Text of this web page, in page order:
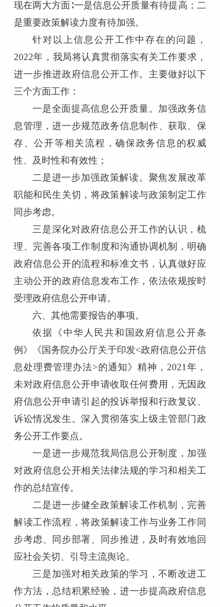
现在两大方面∶一是信息公开质量有待提高；二
是重要政策解读力度有待加强。
针对以上信息公开工作中存在的问题，
2022年，我局将认真贯彻落实有关工作要求，
进一步推进政府信息公开工作。主要做好以下
三个方面工作：
一是全面提高信息公开质量。加强政务信
息管理，进一步规范政务信息制作、获取、保
存、公开等相关流程，确保政务信息的权威
性、及时性和有效性；
二是进一步加强政策解读。聚焦发展改革
职能和民生关切，将政策解读与政策制定工作
同步考虑。
三是深化对政府信息公开工作的认识，梳
理、完善各项工作制度和沟通协调机制，明确
政府信息公开的流程和标准文书，认真做好应
主动公开的政府信息发布工作，依法依规按时
受理政府信息公开申请。
六、其他需要报告的事项。
依据《中华人民共和国政府信息公开条
例》《国务院办公厅关于印发<政府信息公开信
息处理费管理办法>的通知》精神，2021年，
未对政府信息公开申请收取任何费用，无因政
府信息公开申请引起的投诉举报和行政复议、
诉讼情况发生。深入贯彻落实上级主管部门政
务公开工作要点。
一是进一步规范我局信息公开制度，加强
对政府信息公开相关法律法规的学习和相关工
作的总结宣传。
二是进一步健全政策解读工作机制，完善
解读工作流程，将政策解读工作与业务工作同
步考虑、同步部署、同步推进，及时有效地回
应社会关切、引导主流舆论。
三是加强对相关政策的学习，不断改进工
作方法，总结积累经验，进一步提高政府信息